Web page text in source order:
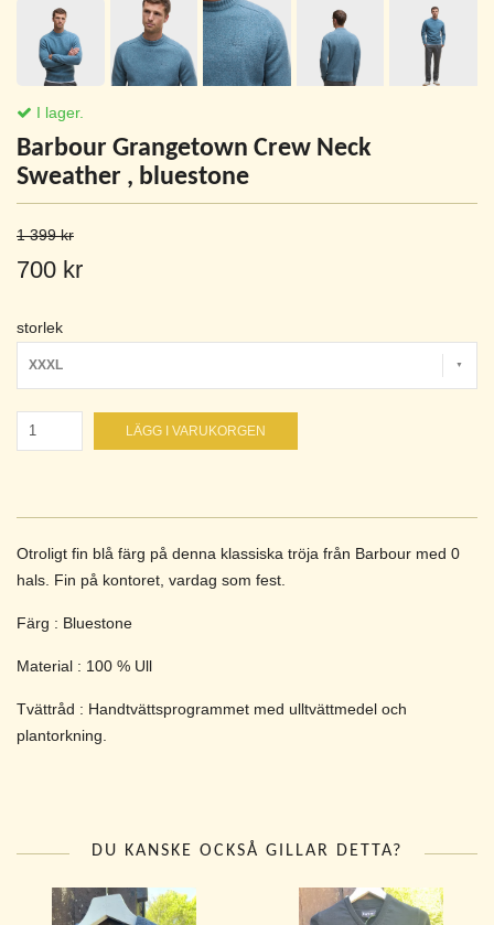
I lager.
Barbour Grangetown Crew Neck
Sweather , bluestone
1 399 kr
700 kr
storlek
XXXL
LÄGG I VARUKORGEN
Otroligt fin blå färg på denna klassiska tröja från Barbour med 0
hals. Fin på kontoret, vardag som fest.
Färg : Bluestone
Material : 100 % Ull
Tvättråd : Handtvättsprogrammet med ulltvättmedel och
plantorkning.
DU KANSKE OCKSÅ GILLAR DETTA?